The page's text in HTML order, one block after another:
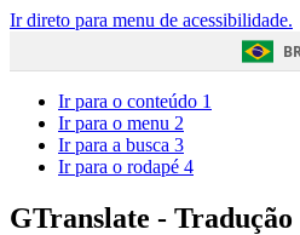
Ir direto para menu de acessibilidade.
Ir para o conteúdo 1
Ir para o menu 2
Ir para a busca 3
Ir para o rodapé 4
GTranslate - Tradução